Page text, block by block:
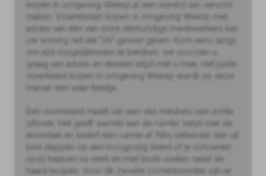
kopen in omgeving Weesp al een wereld van verschil
maken. Vloerkleden kopen in omgeving Weesp met
advies van één van onze deskundige medewerkers kan
uw woning net dat "JA!" gevoel geven. Kom eens langs
om alle mogelijkheden te bekijken, we voorzien u
graag van advies en denken altijd met u mee. Het juiste
vloerkleed kopen in omgeving Weesp wordt op deze
manier een waar feestje.
Een vloerkleed maakt van een stel meubels een échte
zithoek. Het geeft warmte aan de ruimte, helpt met de
akoestiek en kadert een ruimte af. Niks lekkerder dan uit
bed stappen op een hoogpolig kleed of je schoenen
opzij trappen na werk en met blote voeten naast de
haard kruipen. Voor de zwoele zomeravonden zijn er